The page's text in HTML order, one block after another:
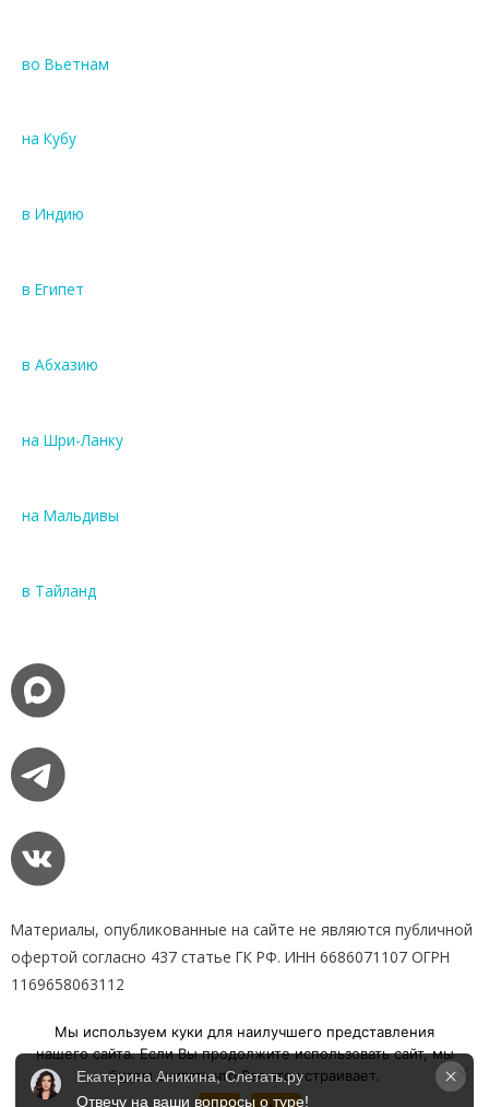
во Вьетнам
на Кубу
в Индию
в Египет
в Абхазию
на Шри-Ланку
на Мальдивы
в Тайланд
Материалы, опубликованные на сайте не являются публичной
офертой согласно 437 статье ГК РФ. ИНН 6686071107 ОГРН
1169658063112
Пользовательское соглашение
Положения об обработке персональных данных
Мы используем куки для наилучшего представления
нашего сайта. Если Вы продолжите использовать сайт, мы
будем считать что Вас это устраивает.
Екатерина Аникина, Слетать.ру
Отвечу на ваши вопросы о туре!